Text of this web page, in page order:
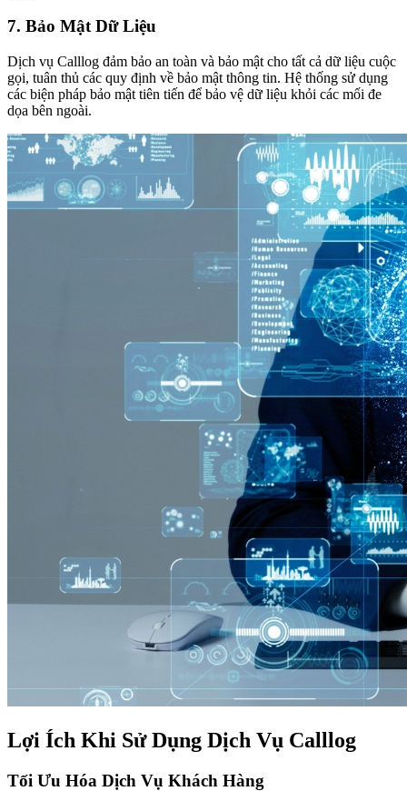
7. Bảo Mật Dữ Liệu
Dịch vụ Calllog đảm bảo an toàn và bảo mật cho tất cả dữ liệu cuộc
gọi, tuân thủ các quy định về bảo mật thông tin. Hệ thống sử dụng
các biện pháp bảo mật tiên tiến để bảo vệ dữ liệu khỏi các mối đe
dọa bên ngoài.
Lợi Ích Khi Sử Dụng Dịch Vụ Calllog
Tối Ưu Hóa Dịch Vụ Khách Hàng